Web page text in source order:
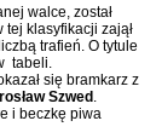
walce, został
klasyfikacji zajął
trafień. O tytule
tabeli.
się bramkarz z
Szwed.
i beczkę piwa